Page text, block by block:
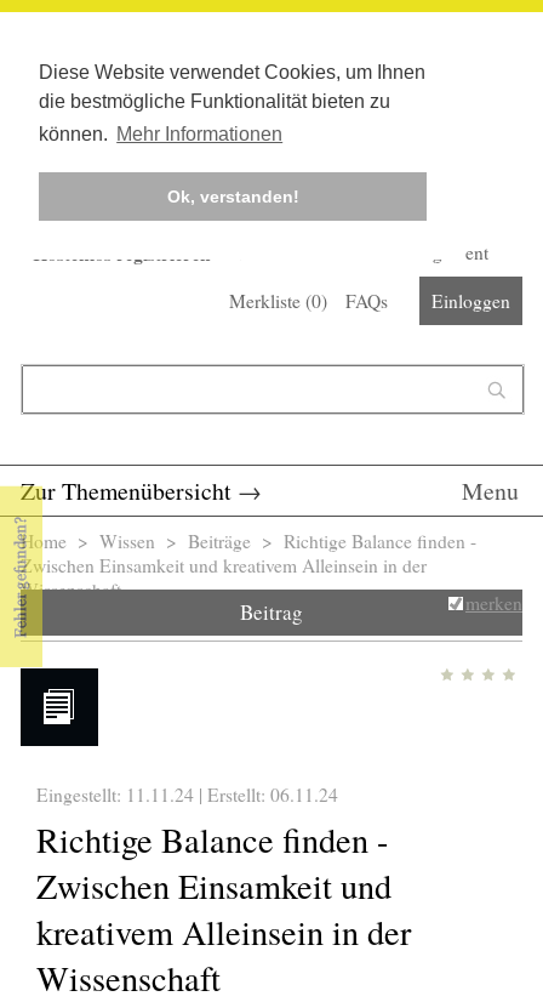
Diese Website verwendet Cookies, um Ihnen
die bestmögliche Funktionalität bieten zu
können. Mehr Informationen
Ok, verstanden!
Kostenlos registrieren
Corona-Management
Merkliste (0) FAQs Einloggen
Zur Themenübersicht → Menu
Sie sind hier
Home > Wissen > Beiträge > Richtige Balance finden -
Zwischen Einsamkeit und kreativem Alleinsein in der
Wissenschaft
Beitrag merken
Eingestellt: 11.11.24 | Erstellt: 06.11.24
Richtige Balance finden -
Zwischen Einsamkeit und
kreativem Alleinsein in der
Wissenschaft